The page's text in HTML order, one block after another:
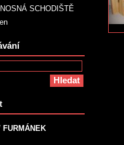
SCHODIŠTĚ
FURMÁNEK